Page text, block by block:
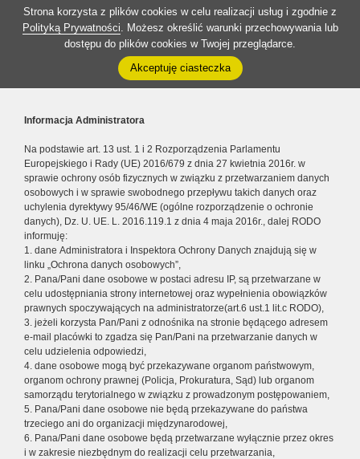
Strona korzysta z plików cookies w celu realizacji usług i zgodnie z
Polityką Prywatności. Możesz określić warunki przechowywania lub
dostępu do plików cookies w Twojej przeglądarce.
Akceptuję ciasteczka
Informacja Administratora
Na podstawie art. 13 ust. 1 i 2 Rozporządzenia Parlamentu
Europejskiego i Rady (UE) 2016/679 z dnia 27 kwietnia 2016r. w
sprawie ochrony osób fizycznych w związku z przetwarzaniem danych
osobowych i w sprawie swobodnego przepływu takich danych oraz
uchylenia dyrektywy 95/46/WE (ogólne rozporządzenie o ochronie
danych), Dz. U. UE. L. 2016.119.1 z dnia 4 maja 2016r., dalej RODO
informuję:
1. dane Administratora i Inspektora Ochrony Danych znajdują się w
linku „Ochrona danych osobowych”,
2. Pana/Pani dane osobowe w postaci adresu IP, są przetwarzane w
celu udostępniania strony internetowej oraz wypełnienia obowiązków
prawnych spoczywających na administratorze(art.6 ust.1 lit.c RODO),
3. jeżeli korzysta Pan/Pani z odnośnika na stronie będącego adresem
e-mail placówki to zgadza się Pan/Pani na przetwarzanie danych w
celu udzielenia odpowiedzi,
4. dane osobowe mogą być przekazywane organom państwowym,
organom ochrony prawnej (Policja, Prokuratura, Sąd) lub organom
samorządu terytorialnego w związku z prowadzonym postępowaniem,
5. Pana/Pani dane osobowe nie będą przekazywane do państwa
trzeciego ani do organizacji międzynarodowej,
6. Pana/Pani dane osobowe będą przetwarzane wyłącznie przez okres
i w zakresie niezbędnym do realizacji celu przetwarzania,